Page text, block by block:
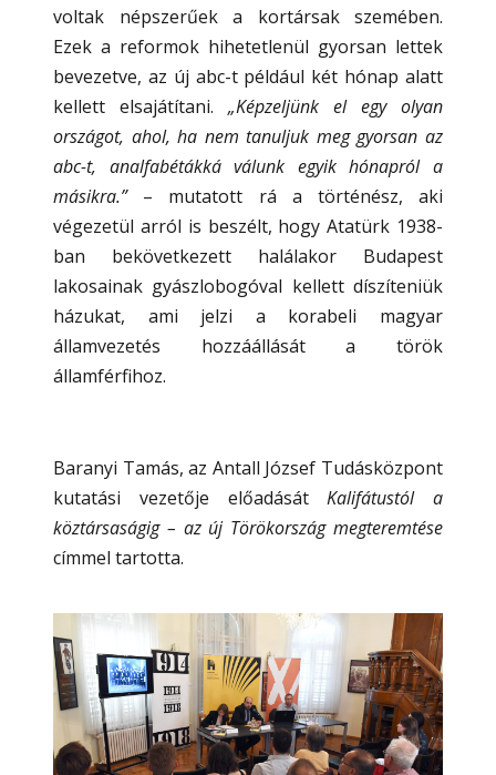
voltak népszerűek a kortársak szemében.
Ezek a reformok hihetetlenül gyorsan lettek
bevezetve, az új abc-t például két hónap alatt
kellett elsajátítani. „Képzeljünk el egy olyan
országot, ahol, ha nem tanuljuk meg gyorsan az
abc-t, analfabétákká válunk egyik hónapról a
másikra.”– mutatott rá a történész, aki
végezetül arról is beszélt, hogy Atatürk 1938-
ban bekövetkezett halálakor Budapest
lakosainak gyászlobogóval kellett díszíteniük
házukat, ami jelzi a korabeli magyar
államvezetés hozzáállását a török
államférfihoz.
Baranyi Tamás, az Antall József Tudásközpont
kutatási vezetője előadásátKalifátustól a
köztársaságig – az új Törökország megteremtése
címmel tartotta.